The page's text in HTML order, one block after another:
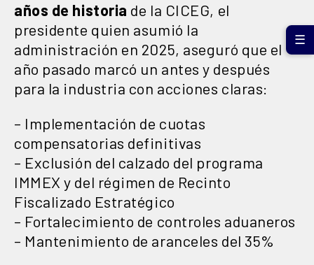
años de historia de la CICEG, el
presidente quien asumió la
administración en 2025, aseguró que el
año pasado marcó un antes y después
para la industria con acciones claras:
– Implementación de cuotas
compensatorias definitivas
– Exclusión del calzado del programa
IMMEX y del régimen de Recinto
Fiscalizado Estratégico
– Fortalecimiento de controles aduaneros
– Mantenimiento de aranceles del 35%
☰